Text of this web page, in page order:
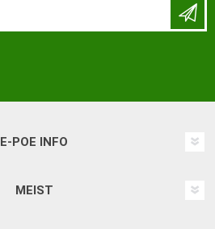
E-POE INFO
MEIST